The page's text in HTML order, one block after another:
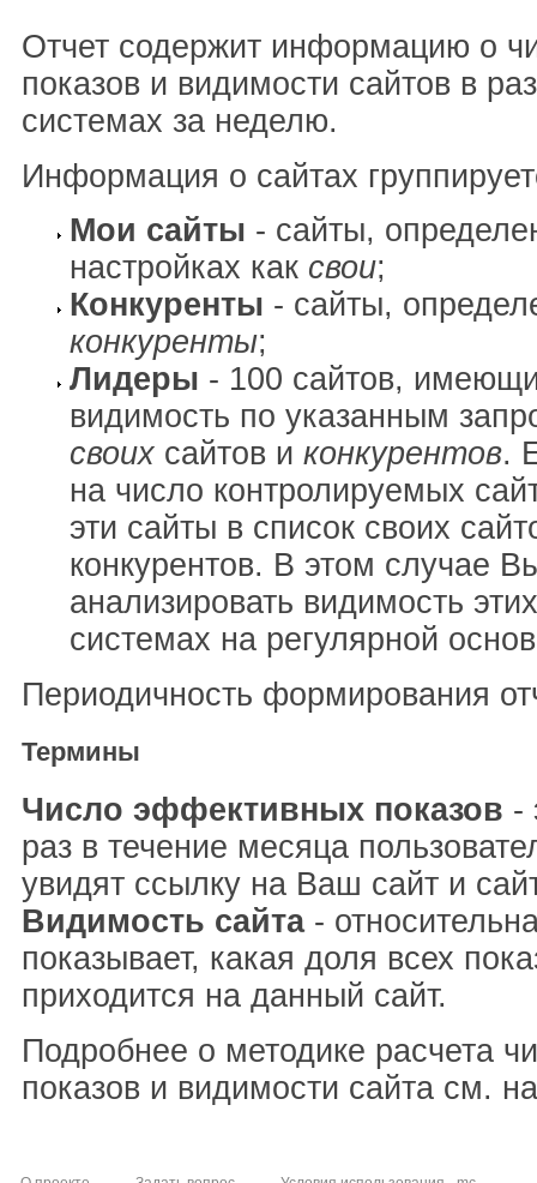
Отчет содержит информацию о
показов и видимости сайтов в
системах за неделю.
Информация о сайтах
Мои сайты - сайты,
настройках как свои;
Конкуренты - сайты,
конкуренты;
Лидеры - 100 сайтов,
видимость по указанным
своих сайтов и конкурентов.
на число контролируемых
эти сайты в список своих
конкурентов. В этом случае
анализировать видимость
системах на регулярной
Периодичность формирования
Термины
Число эффективных показов -
раз в течение месяца
увидят ссылку на Ваш сайт и
Видимость сайта-
показывает, какая доля всех
приходится на данный сайт.
Подробнее о методике расчета
показов и видимости сайта см.